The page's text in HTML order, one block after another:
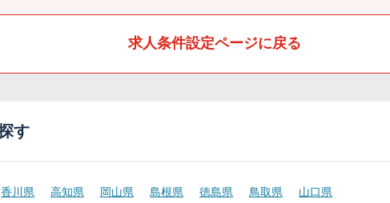
求人条件設定ページに戻る
す
香川県 高知県 岡山県 島根県 徳島県 鳥取県 山口県